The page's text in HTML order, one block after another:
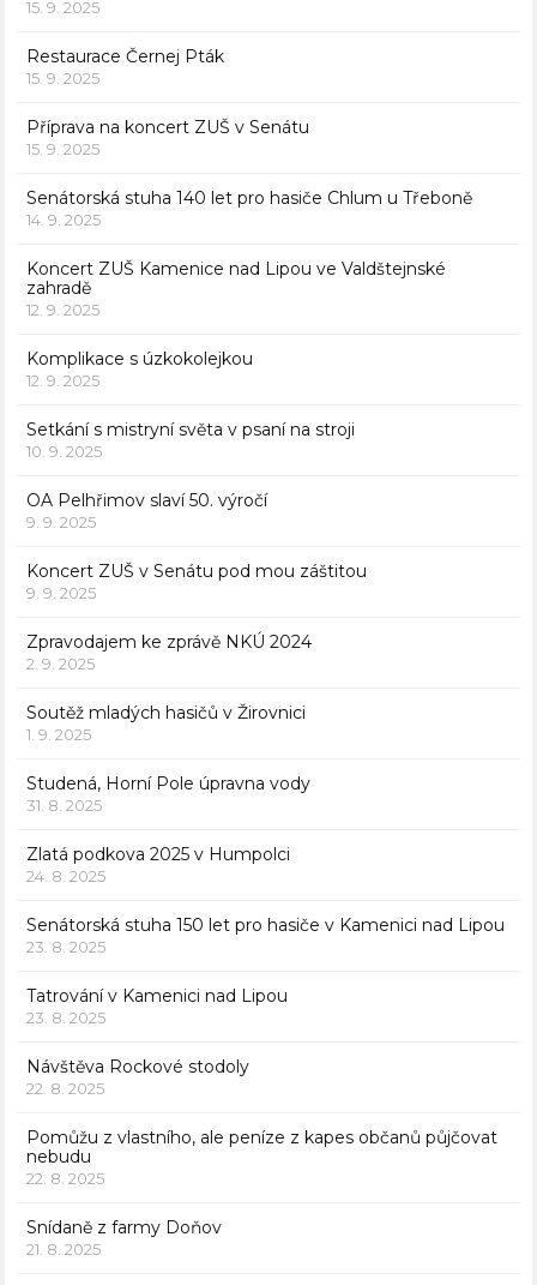
15. 9. 2025
Restaurace Černej Pták
15. 9. 2025
Příprava na koncert ZUŠ v Senátu
15. 9. 2025
Senátorská stuha 140 let pro hasiče Chlum u Třeboně
14. 9. 2025
Koncert ZUŠ Kamenice nad Lipou ve Valdštejnské
zahradě
12. 9. 2025
Komplikace s úzkokolejkou
12. 9. 2025
Setkání s mistryní světa v psaní na stroji
10. 9. 2025
OA Pelhřimov slaví 50. výročí
9. 9. 2025
Koncert ZUŠ v Senátu pod mou záštitou
9. 9. 2025
Zpravodajem ke zprávě NKÚ 2024
2. 9. 2025
Soutěž mladých hasičů v Žirovnici
1. 9. 2025
Studená, Horní Pole úpravna vody
31. 8. 2025
Zlatá podkova 2025 v Humpolci
24. 8. 2025
Senátorská stuha 150 let pro hasiče v Kamenici nad Lipou
23. 8. 2025
Tatrování v Kamenici nad Lipou
23. 8. 2025
Návštěva Rockové stodoly
22. 8. 2025
Pomůžu z vlastního, ale peníze z kapes občanů půjčovat
nebudu
22. 8. 2025
Snídaně z farmy Doňov
21. 8. 2025